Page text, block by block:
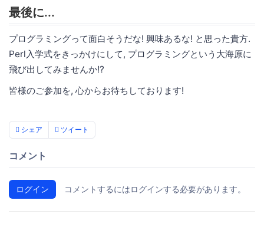
最後に...
プログラミングって面白そうだな! 興味あるな! と思った貴方.
Perl入学式をきっかけにして, プログラミングという大海原に
飛び出してみませんか!?
皆様のご参加を, 心からお待ちしております!
シェア ツイート
コメント
ログイン コメントするにはログインする必要があります。